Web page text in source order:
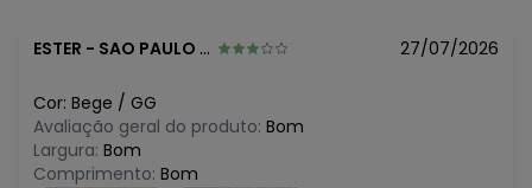
ESTER - SAO PAULO - SP 27/07/2026
Cor: Bege / GG
Avaliação geral do produto: Bom
Largura: Bom
Comprimento: Bom